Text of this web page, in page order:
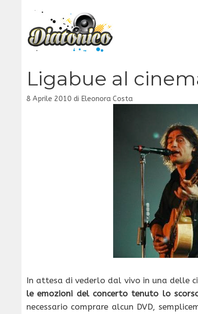
contenuto
Ligabue al
8 Aprile 2010 di Eleonora Costa
In attesa di vederlo dal vivo in una delle
le emozioni del concerto tenuto lo
necessario comprare alcun DVD,